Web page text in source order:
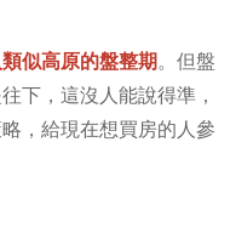
似高原的盤整期 。但盤
下，這沒人能說得準，
，給現在想買房的人參